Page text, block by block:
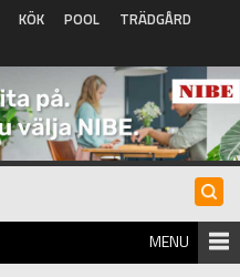
KÖK POOL
TRÄDGÅRD
MENU